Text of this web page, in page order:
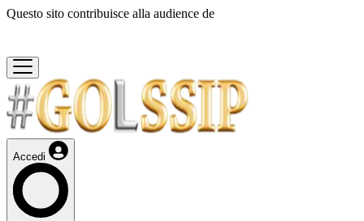
Questo sito contribuisce alla audience de
Accedi